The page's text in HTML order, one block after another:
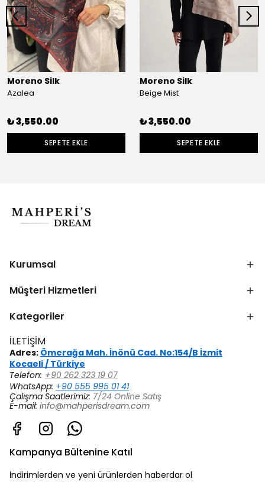
Moreno Silk
Azalea
₺ 3,550.00
SEPETE EKLE
Moreno Silk
Beige Mist
₺ 3,550.00
SEPETE EKLE
Kurumsal
Müşteri Hizmetleri
Kategoriler
İLETİŞİM
Adres: Ömerağa Mah. İnönü Cad. No:154/B İzmit
Kocaeli / Türkiye
Telefon: +90 262 323 19 07
WhatsApp: +90 555 995 01 41
Çalışma Saatlerimiz: 7/24 Online Satış
E-mail: info@mahperisdream.com
Kampanya Bültenine Katıl
İndirimlerden ve yeni ürünlerden haberdar ol